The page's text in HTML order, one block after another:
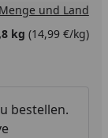
und Land
kg (14,99 €/kg)
bestellen.